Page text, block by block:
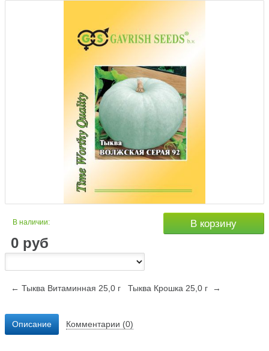
В наличии:
0 руб
В корзину
← Тыква Витаминная 25,0 г Тыква Крошка 25,0 г →
Описание Комментарии (0)